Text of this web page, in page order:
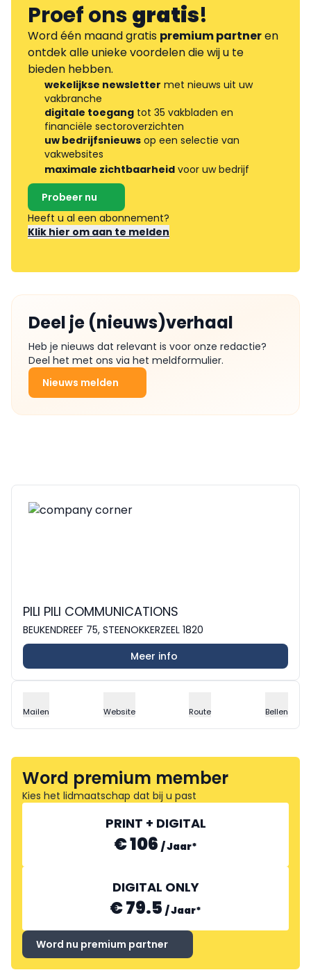
Proef onsgratis!
Word één maand gratis premium partneren
ontdek alle unieke voordelen die wij u te
bieden hebben.
wekelijkse newsletter met nieuws uit uw
vakbranche
digitale toegang tot 35 vakbladen en
financiële sectoroverzichten
uw bedrijfsnieuws op een selectie van
vakwebsites
maximale zichtbaarheid voor uw bedrijf
Probeer nu
Heeft u al een abonnement?
Klik hier om aan te melden
Deel je (nieuws)verhaal
Heb je nieuws dat relevant is voor onze redactie?
Deel het met ons via het meldformulier.
Nieuws melden
PILI PILI COMMUNICATIONS
BEUKENDREEF 75, STEENOKKERZEEL 1820
Meer info
Mailen Website Route Bellen
Word premium member
Kies het lidmaatschap dat bij u past
PRINT + DIGITAL
€ 106 /Jaar*
DIGITAL ONLY
€ 79.5 /Jaar*
Word nu premium partner